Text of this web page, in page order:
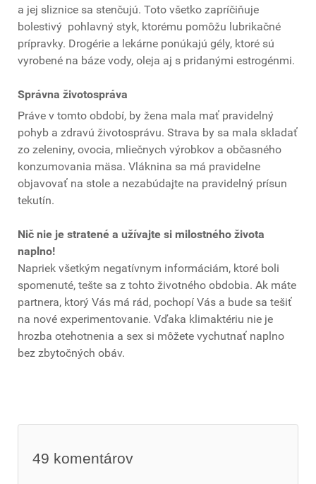
a jej sliznice sa stenčujú. Toto všetko zapríčiňuje
bolestivý pohlavný styk, ktorému pomôžu lubrikačné
prípravky. Drogérie a lekárne ponúkajú gély, ktoré sú
vyrobené na báze vody, oleja aj s pridanými estrogénmi.
Správna životospráva
Práve v tomto období, by žena mala mať pravidelný
pohyb a zdravú životosprávu. Strava by sa mala skladať
zo zeleniny, ovocia, mliečnych výrobkov a občasného
konzumovania mäsa. Vláknina sa má pravidelne
objavovať na stole a nezabúdajte na pravidelný prísun
tekutín.
Nič nie je stratené a užívajte si milostného života
naplno!
Napriek všetkým negatívnym informáciám, ktoré boli
spomenuté, tešte sa z tohto životného obdobia. Ak máte
partnera, ktorý Vás má rád, pochopí Vás a bude sa tešiť
na nové experimentovanie. Vďaka klimaktériu nie je
hrozba otehotnenia a sex si môžete vychutnať naplno
bez zbytočných obáv.
49 komentárov